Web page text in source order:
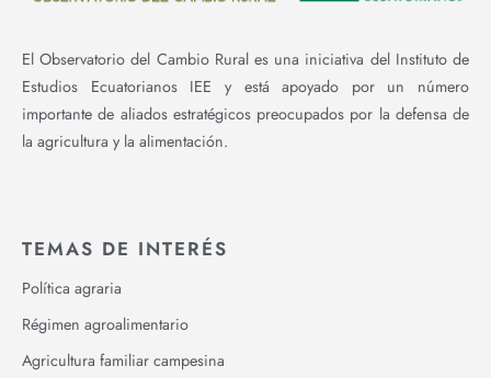
El Observatorio del Cambio Rural es una iniciativa del Instituto de
Estudios Ecuatorianos IEE y está apoyado por un número
importante de aliados estratégicos preocupados por la defensa de
la agricultura y la alimentación.
TEMAS DE INTERÉS
Política agraria
Régimen agroalimentario
Agricultura familiar campesina